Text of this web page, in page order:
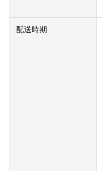
配送時期